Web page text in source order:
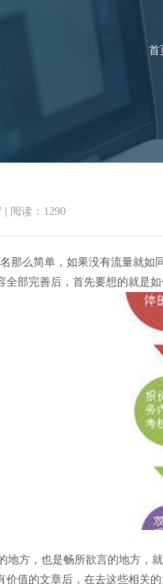
首
阅读：1290
那么简单，如果没有流量就如
全部完善后，首先要想的就是
方，也是畅所欲言的地方，
价值的文章后，在去这些相关